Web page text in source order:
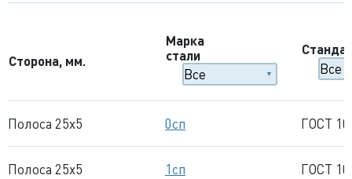
Сторона, мм.
Марка
стали
Полоса 25x5 0сп ГОСТ
Полоса 25x5 1сп ГОСТ